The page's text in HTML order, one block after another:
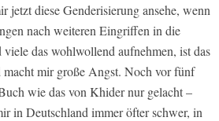
jetzt diese Genderisierung ansehe, wenn
nach weiteren Eingriffen in die
das wohlwollend aufnehmen, ist das
mir große Angst. Noch vor fünf
wie das von Khider nur gelacht –
in Deutschland immer öfter schwer, in